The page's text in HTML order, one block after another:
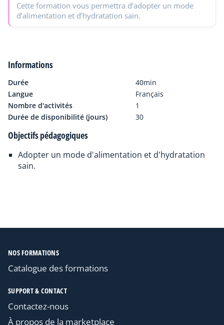
Cette formation vous permettra d’adopter un mode
d’alimentation et d’hydratation sain.
Informations
Durée
40min
Langue
Français
Nombre d'activités
1
Durée de disponibilité (jours)
30
Objectifs pédagogiques
Adopter un mode d'alimentation et d'hydratation
sain.
NOS FORMATIONS
Catalogue des formations
SUPPORT & CONTACT
Contactez-nous
À propos de la marketplace